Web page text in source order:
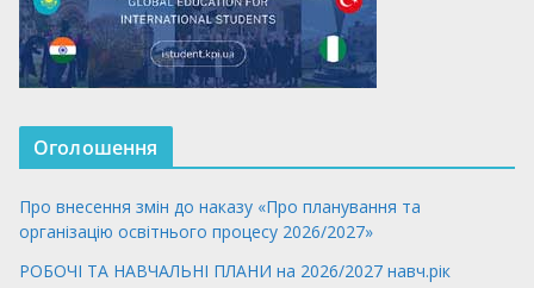
Оголошення
Про внесення змін до наказу «Про планування та
організацію освітнього процесу 2026/2027»
РОБОЧІ ТА НАВЧАЛЬНІ ПЛАНИ на 2026/2027 навч.рік